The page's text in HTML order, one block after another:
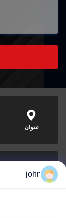
عنوان
بريد إلكتروني
john